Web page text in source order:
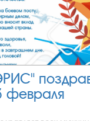
февраля